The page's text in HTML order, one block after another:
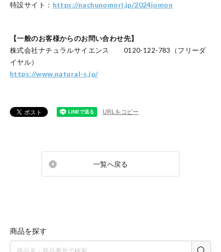
特設サイト： https://nachunomori.jp/2024jomon
【一般のお客様からのお問い合わせ先】
株式会社ナチュラルサイエンス 0120-122-783（フリーダ
イヤル）
https://www.natural-s.jp/
URLをコピー
一覧へ戻る
商品を探す